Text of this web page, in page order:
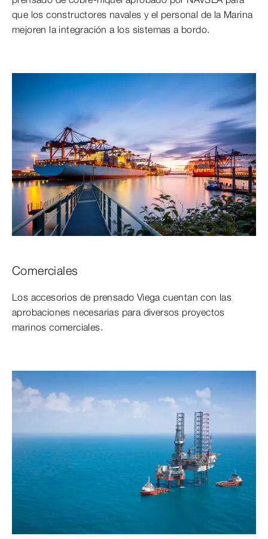
que los constructores navales y el personal de la Marina
mejoren la integración a los sistemas a bordo.
Comerciales
Los accesorios de prensado Viega cuentan con las
aprobaciones necesarias para diversos proyectos
marinos comerciales.